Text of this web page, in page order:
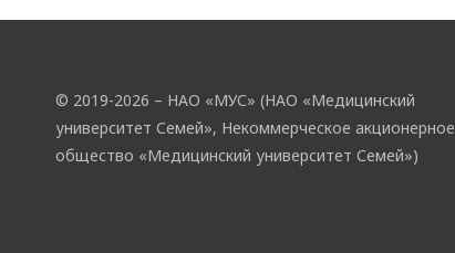
© 2019-2026 – НАО «МУС» (НАО «Медицинский
университет Семей», Некоммерческое акционерное
общество «Медицинский университет Семей»)